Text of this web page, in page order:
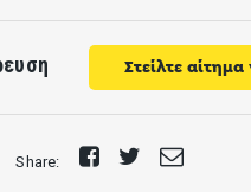
Στείλτε
Share:
Share
on
TweetSend
E-